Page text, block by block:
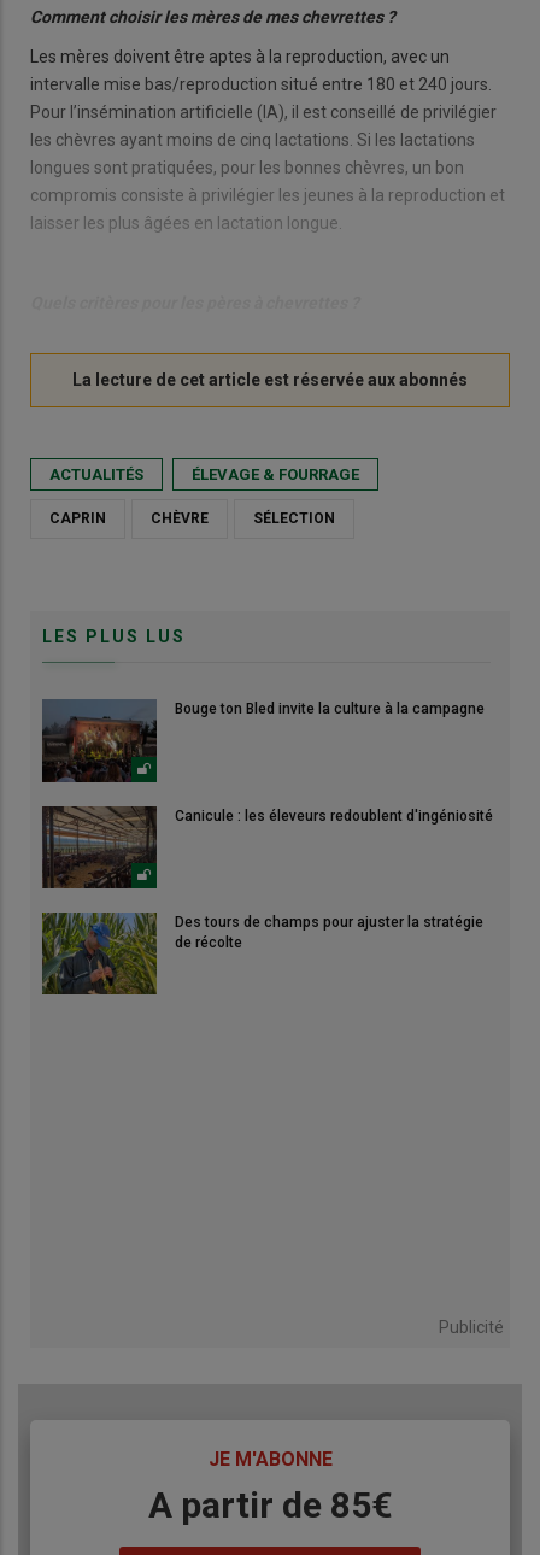
Comment choisir les mères de mes chevrettes ?
Les mères doivent être aptes à la reproduction, avec un
intervalle mise bas/reproduction situé entre 180 et 240 jours.
Pour l’insémination artificielle (IA), il est conseillé de privilégier
les chèvres ayant moins de cinq lactations. Si les lactations
longues sont pratiquées, pour les bonnes chèvres, un bon
compromis consiste à privilégier les jeunes à la reproduction et
laisser les plus âgées en lactation longue.
ACTUALITÉS ÉLEVAGE & FOURRAGE
CAPRIN CHÈVRE SÉLECTION
LES PLUS LUS
Bouge ton Bled invite la culture à la campagne
Canicule : les éleveurs redoublent d'ingéniosité
Des tours de champs pour ajuster la stratégie
de récolte
Publicité
JE M'ABONNE
A partir de 85€